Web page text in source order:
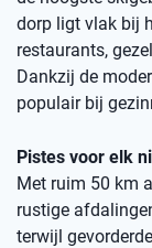
dorp ligt vlak bij
restaurants,
Dankzij de
populair bij
Pistes voor elk
Met ruim 50 km
rustige
terwijl